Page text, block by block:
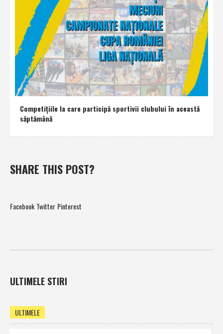
Competiţiile la care participă sportivii clubului în această
săptămână
SHARE THIS POST?
Facebook Twitter Pinterest
ULTIMELE STIRI
ULTIMELE